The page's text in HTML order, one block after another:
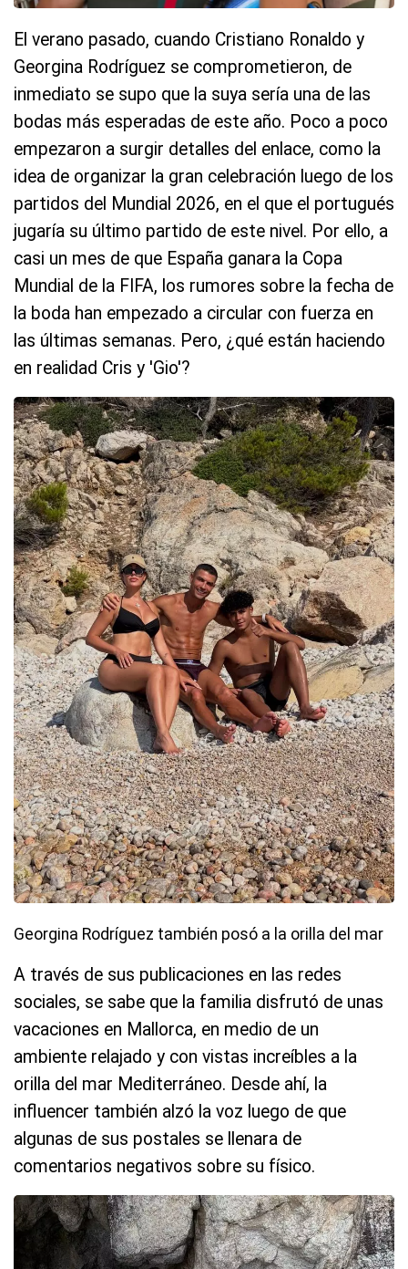
El verano pasado, cuando Cristiano Ronaldo y
Georgina Rodríguez se comprometieron, de
inmediato se supo que la suya sería una de las
bodas más esperadas de este año. Poco a poco
empezaron a surgir detalles del enlace, como la
idea de organizar la gran celebración luego de los
partidos del Mundial 2026, en el que el portugués
jugaría su último partido de este nivel. Por ello, a
casi un mes de que España ganara la Copa
Mundial de la FIFA, los rumores sobre la fecha de
la boda han empezado a circular con fuerza en
las últimas semanas. Pero, ¿qué están haciendo
en realidad Cris y 'Gio'?
Georgina Rodríguez también posó a la orilla del mar
A través de sus publicaciones en las redes
sociales, se sabe que la familia disfrutó de unas
vacaciones en Mallorca, en medio de un
ambiente relajado y con vistas increíbles a la
orilla del mar Mediterráneo. Desde ahí, la
influencer también alzó la voz luego de que
algunas de sus postales se llenara de
comentarios negativos sobre su físico.